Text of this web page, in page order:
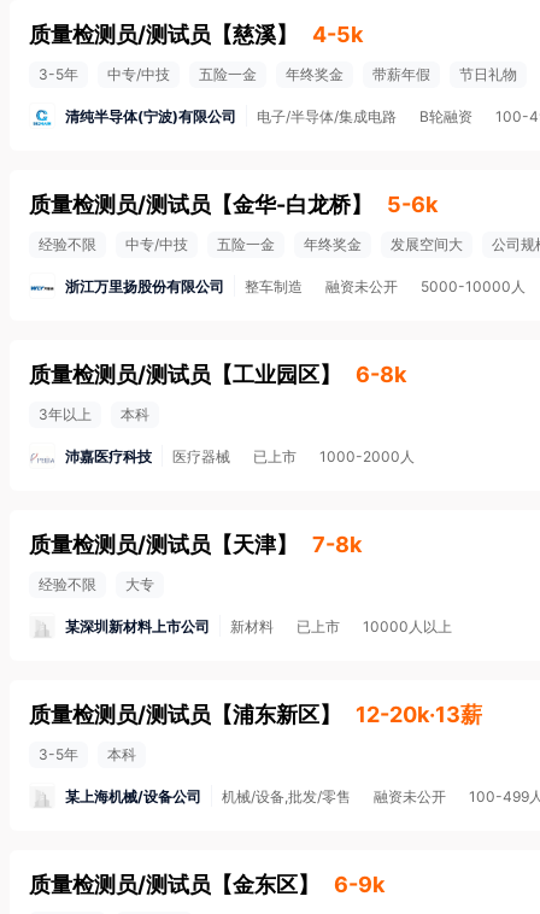
质量检测员/测试员 【慈溪】 4-5k
3-5年 中专/中技 五险一金 年终奖金 带薪年假 节日礼物
清纯半导体(宁波)有限公司 电子/半导体/集成电路 B轮融资 100-
质量检测员/测试员 【金华-白龙桥】 5-6k
经验不限 中专/中技 五险一金 年终奖金 发展空间大 公司规
浙江万里扬股份有限公司 整车制造 融资未公开 5000-10000人
质量检测员/测试员 【工业园区】 6-8k
3年以上 本科
沛嘉医疗科技 医疗器械 已上市 1000-2000人
质量检测员/测试员 【天津】 7-8k
经验不限 大专
某深圳新材料上市公司 新材料 已上市 10000人以上
质量检测员/测试员 【浦东新区】 12-20k·13薪
3-5年 本科
某上海机械/设备公司 机械/设备,批发/零售 融资未公开 100-499
质量检测员/测试员 【金东区】 6-9k